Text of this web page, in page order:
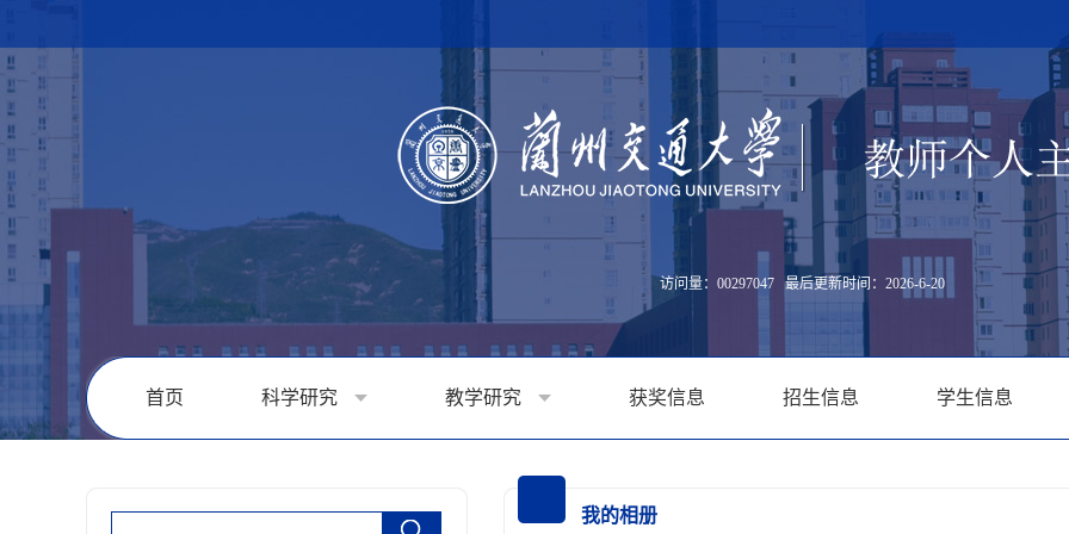
访问量： 00297047 最后更新时间： 2026-6-20
首页 科学研究 教学研究 获奖信息 招生信息 学生信息
我的相册